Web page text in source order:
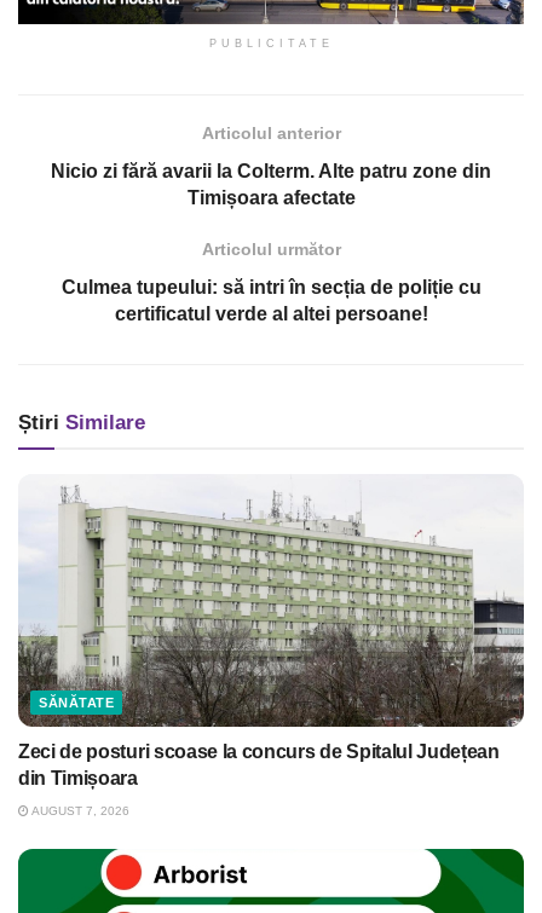
PUBLICITATE
Articolul anterior
Nicio zi fără avarii la Colterm. Alte patru zone din
Timișoara afectate
Articolul următor
Culmea tupeului: să intri în secția de poliție cu
certificatul verde al altei persoane!
Știri Similare
SĂNĂTATE
Zeci de posturi scoase la concurs de Spitalul Județean
din Timișoara
AUGUST 7, 2026